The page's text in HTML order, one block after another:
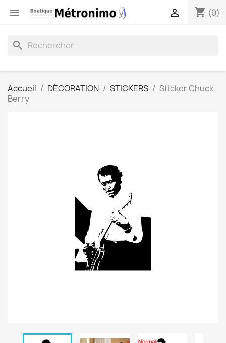
 shopping_cart (0)

search
Accueil DÉCORATION STICKERS
Sticker Chuck
Berry